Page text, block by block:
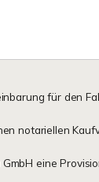
für den
notariellen
eine